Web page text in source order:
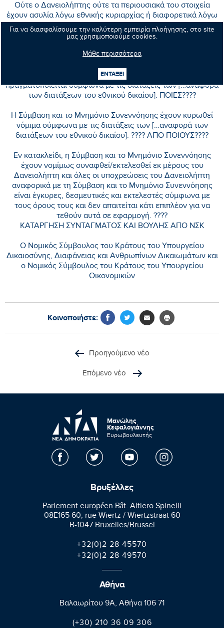
Για να διασφαλίσουμε την καλύτερη εμπειρία πλοήγησης, στο site
μας χρησιμοποιούμε cookies.
Μάθε περισσότερα
ΕΝΤΑΞΕΙ
Ούτε ο Δανειολήπτης ούτε τα περιουσιακά του στοιχεία
έχουν ασυλία λόγω εθνικής κυριαρχίας ή διαφορετικά λόγω
της δικαιοδοσίας, κατάσχεσης – συντηρητικής ή
αναγκαστικής - ή αναγκαστικής εκτέλεσης σε σχέση με
!!!!
Η εφαρμογή της Σύμβασης και του Μνημονίου Συνεννόησης
πραγματοποιείται σύμφωνα με τις διατάξεις των […αναφορά
των διατάξεων του εθνικού δικαίου]. ΠΟΙΕΣ????
Η Σύμβαση και το Μνημόνιο Συνεννόησης έχουν κυρωθεί
νόμιμα σύμφωνα με τις διατάξεις των […αναφορά των
διατάξεων του εθνικού δικαίου]. ???? ΑΠΟ ΠΟΙΟΥΣ????
Εν κατακλείδι, η Σύμβαση και το Μνημόνιο Συνεννόησης
έχουν νομίμως συναφθεί/εκτελεσθεί εκ μέρους του
Δανειολήπτη και όλες οι υποχρεώσεις του Δανειολήπτη
αναφορικά με τη Σύμβαση και το Μνημόνιο Συνεννόησης
είναι έγκυρες, δεσμευτικές και εκτελεστές σύμφωνα με
τους όρους τους και δεν απαιτείται κάτι επιπλέον για να
τεθούν αυτά σε εφαρμογή. ????
KATAΡΓΗΣΗ ΣΥΝΤΑΓΜΑΤΟΣ ΚΑΙ ΒΟΥΛΗΣ ΑΠΟ ΝΣΚ
Ο Νομικός Σύμβουλος του Κράτους του Υπουργείου
Δικαιοσύνης, Διαφάνειας και Ανθρωπίνων Δικαιωμάτων και
ο Νομικός Σύμβουλος του Κράτους του Υπουργείου
Οικονομικών
Κοινοποιήστε:
Προηγούμενο νέο
Επόμενο νέο
Μανώλης
Κεφαλογιάννης
Ευρωβουλευτής
Βρυξέλλες
Parlement européen Bât. Altiero Spinelli
08E165 60, rue Wiertz / Wiertzstraat 60
B-1047 Bruxelles/Brussel
+32(0)2 28 45570
+32(0)2 28 49570
Αθήνα
Βαλαωρίτου 9A, Aθήνα 106 71
(+30) 210 36 09 306